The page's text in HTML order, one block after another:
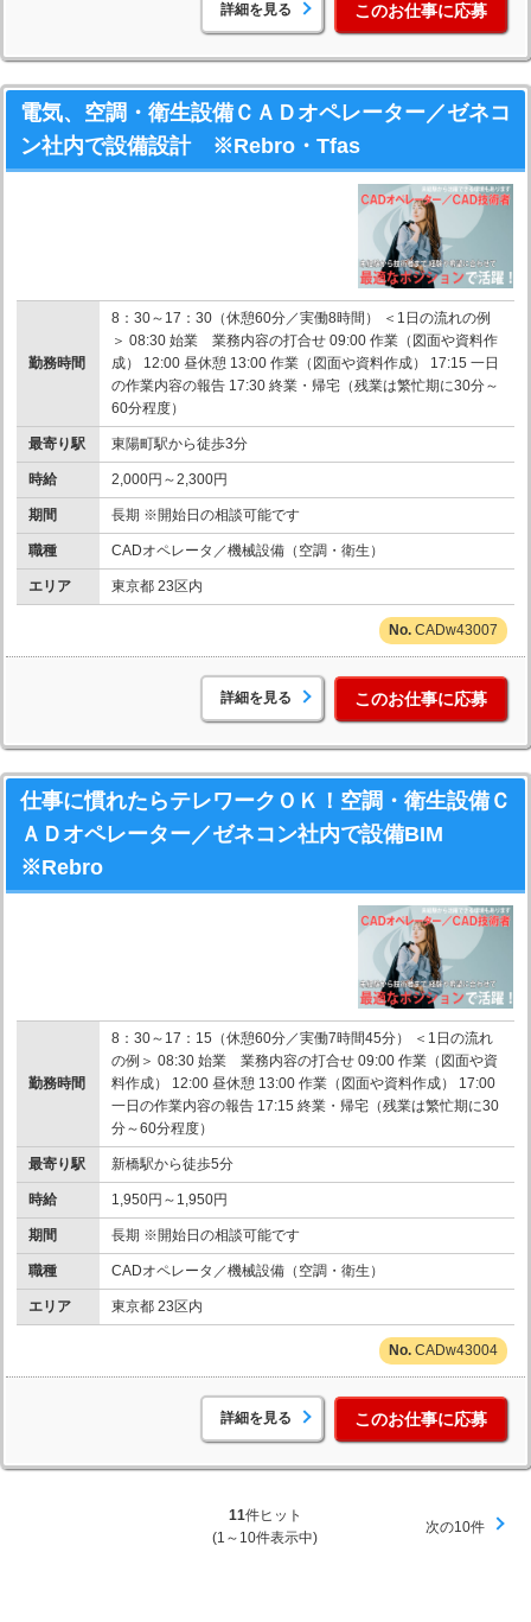
詳細を見る このお仕事に応募
電気、空調・衛生設備ＣＡＤオペレーター／ゼネコ
ン社内で設備設計 ※Rebro・Tfas
勤務時間
8：30～17：30（休憩60分／実働8時間） ＜1日の流れの例
＞ 08:30 始業 業務内容の打合せ 09:00 作業（図面や資料作
成） 12:00 昼休憩 13:00 作業（図面や資料作成） 17:15 一日
の作業内容の報告 17:30 終業・帰宅（残業は繁忙期に30分～
60分程度）
最寄り駅 東陽町駅から徒歩3分
時給 2,000円～2,300円
期間 長期 ※開始日の相談可能です
職種 CADオペレータ／機械設備（空調・衛生）
エリア 東京都 23区内
CADw43007
詳細を見る このお仕事に応募
仕事に慣れたらテレワークＯＫ！空調・衛生設備Ｃ
ＡＤオペレーター／ゼネコン社内で設備BIM
※Rebro
勤務時間
8：30～17：15（休憩60分／実働7時間45分） ＜1日の流れ
の例＞ 08:30 始業 業務内容の打合せ 09:00 作業（図面や資
料作成） 12:00 昼休憩 13:00 作業（図面や資料作成） 17:00
一日の作業内容の報告 17:15 終業・帰宅（残業は繁忙期に30
分～60分程度）
最寄り駅 新橋駅から徒歩5分
時給 1,950円～1,950円
期間 長期 ※開始日の相談可能です
職種 CADオペレータ／機械設備（空調・衛生）
エリア 東京都 23区内
CADw43004
詳細を見る このお仕事に応募
11件ヒット
(1～10件表示中)
次の10件